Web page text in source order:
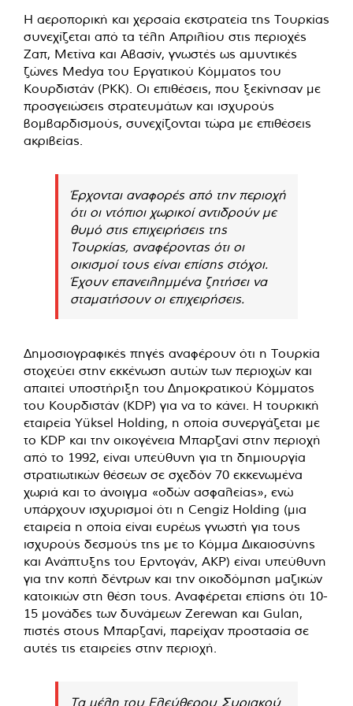
Η αεροπορική και χερσαία εκστρατεία της Τουρκίας
συνεχίζεται από τα τέλη Απριλίου στις περιοχές
Ζαπ, Μετίνα και Αβασίν, γνωστές ως αμυντικές
ζώνες Medya του Εργατικού Κόμματος του
Κουρδιστάν (PKK). Οι επιθέσεις, που ξεκίνησαν με
προσγειώσεις στρατευμάτων και ισχυρούς
βομβαρδισμούς, συνεχίζονται τώρα με επιθέσεις
ακριβείας.
Έρχονται αναφορές από την περιοχή
ότι οι ντόπιοι χωρικοί αντιδρούν με
θυμό στις επιχειρήσεις της
Τουρκίας, αναφέροντας ότι οι
οικισμοί τους είναι επίσης στόχοι.
Έχουν επανειλημμένα ζητήσει να
σταματήσουν οι επιχειρήσεις.
Δημοσιογραφικές πηγές αναφέρουν ότι η Τουρκία
στοχεύει στην εκκένωση αυτών των περιοχών και
απαιτεί υποστήριξη του Δημοκρατικού Κόμματος
του Κουρδιστάν (KDP) για να το κάνει. Η τουρκική
εταιρεία Yüksel Holding, η οποία συνεργάζεται με
το KDP και την οικογένεια Μπαρζανί στην περιοχή
από το 1992, είναι υπεύθυνη για τη δημιουργία
στρατιωτικών θέσεων σε σχεδόν 70 εκκενωμένα
χωριά και το άνοιγμα «οδών ασφαλείας», ενώ
υπάρχουν ισχυρισμοί ότι η Cengiz Holding (μια
εταιρεία η οποία είναι ευρέως γνωστή για τους
ισχυρούς δεσμούς της με το Κόμμα Δικαιοσύνης
και Ανάπτυξης του Ερντογάν, AKP) είναι υπεύθυνη
για την κοπή δέντρων και την οικοδόμηση μαζικών
κατοικιών στη θέση τους. Αναφέρεται επίσης ότι 10-
15 μονάδες των δυνάμεων Zerewan και Gulan,
πιστές στους Μπαρζανί, παρείχαν προστασία σε
αυτές τις εταιρείες στην περιοχή.
Τα μέλη του Ελεύθερου Συριακού